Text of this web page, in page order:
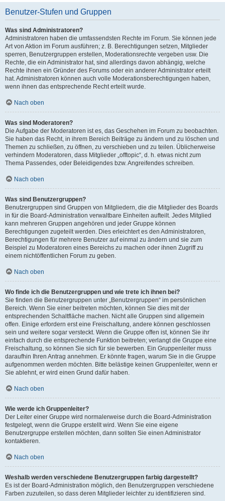
Benutzer-Stufen und Gruppen
Was sind Administratoren?
Administratoren haben die umfassendsten Rechte im Forum. Sie können jede
Art von Aktion im Forum ausführen; z. B. Berechtigungen setzen, Mitglieder
sperren, Benutzergruppen erstellen, Moderationsrechte vergeben usw. Die
Rechte, die ein Administrator hat, sind allerdings davon abhängig, welche
Rechte ihnen ein Gründer des Forums oder ein anderer Administrator erteilt
hat. Administratoren können auch volle Moderationsberechtigungen haben,
wenn ihnen das entsprechende Recht erteilt wurde.
Nach oben
Was sind Moderatoren?
Die Aufgabe der Moderatoren ist es, das Geschehen im Forum zu beobachten.
Sie haben das Recht, in ihrem Bereich Beiträge zu ändern und zu löschen und
Themen zu schließen, zu öffnen, zu verschieben und zu teilen. Üblicherweise
verhindern Moderatoren, dass Mitglieder „offtopic“, d. h. etwas nicht zum
Thema Passendes, oder Beleidigendes bzw. Angreifendes schreiben.
Nach oben
Was sind Benutzergruppen?
Benutzergruppen sind Gruppen von Mitgliedern, die die Mitglieder des Boards
in für die Board-Administration verwaltbare Einheiten aufteilt. Jedes Mitglied
kann mehreren Gruppen angehören und jeder Gruppe können
Berechtigungen zugeteilt werden. Dies erleichtert es den Administratoren,
Berechtigungen für mehrere Benutzer auf einmal zu ändern und sie zum
Beispiel zu Moderatoren eines Bereichs zu machen oder ihnen Zugriff zu
einem nichtöffentlichen Forum zu geben.
Nach oben
Wo finde ich die Benutzergruppen und wie trete ich ihnen bei?
Sie finden die Benutzergruppen unter „Benutzergruppen“ im persönlichen
Bereich. Wenn Sie einer beitreten möchten, können Sie dies mit der
entsprechenden Schaltfläche machen. Nicht alle Gruppen sind allgemein
offen. Einige erfordern erst eine Freischaltung, andere können geschlossen
sein und weitere sogar versteckt. Wenn die Gruppe offen ist, können Sie ihr
einfach durch die entsprechende Funktion beitreten; verlangt die Gruppe eine
Freischaltung, so können Sie sich für sie bewerben. Ein Gruppenleiter muss
daraufhin Ihren Antrag annehmen. Er könnte fragen, warum Sie in die Gruppe
aufgenommen werden möchten. Bitte belästige keinen Gruppenleiter, wenn er
Sie ablehnt, er wird einen Grund dafür haben.
Nach oben
Wie werde ich Gruppenleiter?
Der Leiter einer Gruppe wird normalerweise durch die Board-Administration
festgelegt, wenn die Gruppe erstellt wird. Wenn Sie eine eigene
Benutzergruppe erstellen möchten, dann sollten Sie einen Administrator
kontaktieren.
Nach oben
Weshalb werden verschiedene Benutzergruppen farbig dargestellt?
Es ist der Board-Administration möglich, den Benutzergruppen verschiedene
Farben zuzuteilen, so dass deren Mitglieder leichter zu identifizieren sind.